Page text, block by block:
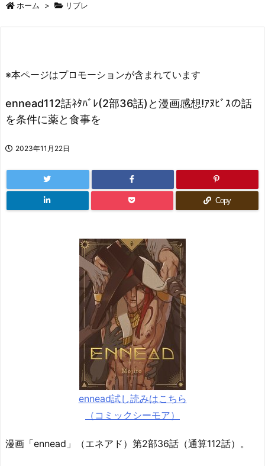
ホーム > リブレ
※本ページはプロモーションが含まれています
ennead112話ﾈﾀﾊﾞﾚ(2部36話)と漫画感想!ｱﾇﾋﾞｽの話
を条件に薬と食事を
2023年11月22日
Copy
ennead試し読みはこちら
（コミックシーモア）
漫画「ennead」（エネアド）第2部36話（通算112話）。